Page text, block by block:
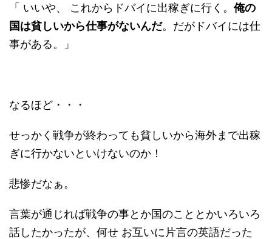
「 いいや、 これからドバイに出稼ぎに行く。 俺の
国は貧しいから仕事がないんだ。だがドバイには仕
事がある。」
なるほど・・・
せっかく戦争が終わっても貧しいから海外まで出稼
ぎに行かないといけないのか！
悲惨だなぁ。
言葉が通じれば戦争の事とか国のこととかいろいろ
話したかったが、何せ お互いに片言の英語だった